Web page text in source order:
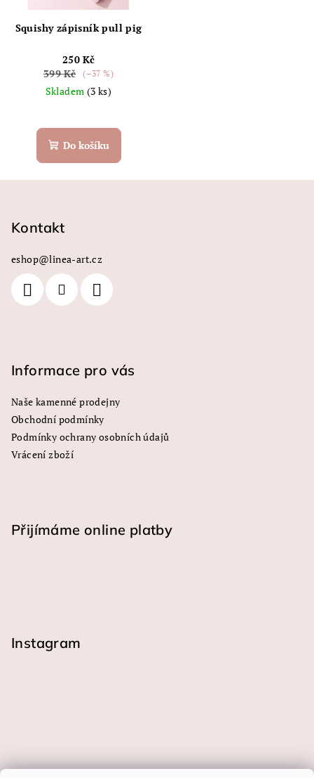
Squishy zápisník pull pig
250 Kč
399 Kč
(–37 %)
Skladem (3 ks)
Do košíku
Kontakt
eshop@linea-art.cz
Informace pro vás
Naše kamenné prodejny
Obchodní podmínky
Podmínky ochrany osobních údajů
Vrácení zboží
Přijímáme online platby
Instagram